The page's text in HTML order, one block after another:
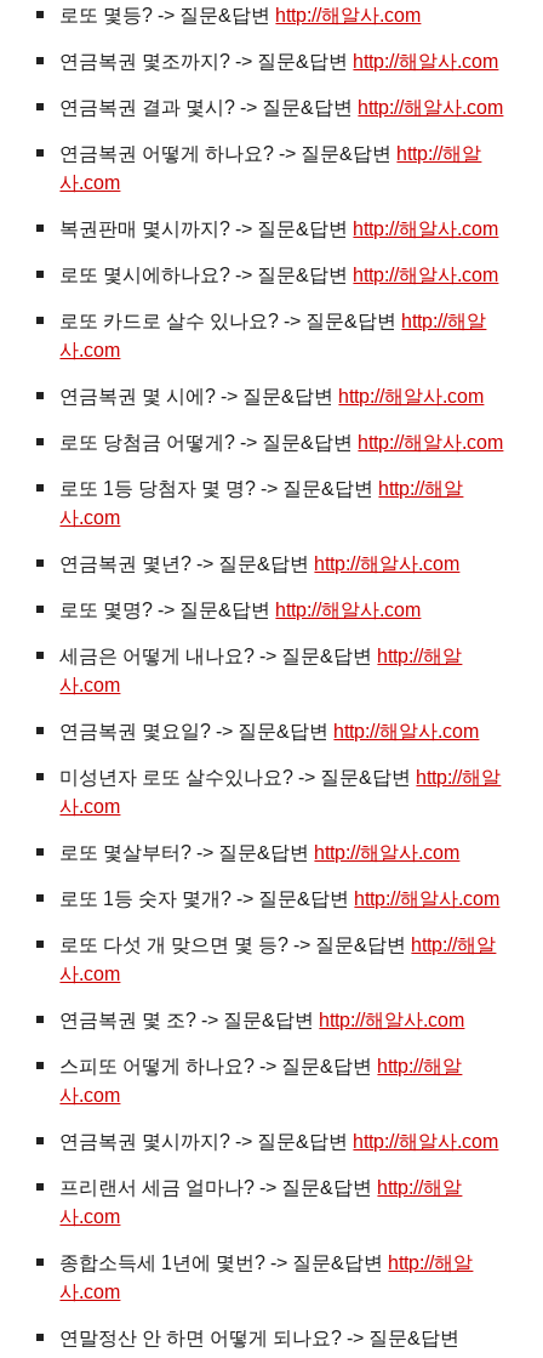
로또 몇등? -> 질문&답변 http://해알사.com
연금복권 몇조까지? -> 질문&답변 http://해알사.com
연금복권 결과 몇시? -> 질문&답변 http://해알사.com
연금복권 어떻게 하나요? -> 질문&답변 http://해알
사.com
복권판매 몇시까지? -> 질문&답변 http://해알사.com
로또 몇시에하나요? -> 질문&답변 http://해알사.com
로또 카드로 살수 있나요? -> 질문&답변 http://해알
사.com
연금복권 몇 시에? -> 질문&답변 http://해알사.com
로또 당첨금 어떻게? -> 질문&답변 http://해알사.com
로또 1등 당첨자 몇 명? -> 질문&답변 http://해알
사.com
연금복권 몇년? -> 질문&답변 http://해알사.com
로또 몇명? -> 질문&답변 http://해알사.com
세금은 어떻게 내나요? -> 질문&답변 http://해알
사.com
연금복권 몇요일? -> 질문&답변 http://해알사.com
미성년자 로또 살수있나요? -> 질문&답변 http://해알
사.com
로또 몇살부터? -> 질문&답변 http://해알사.com
로또 1등 숫자 몇개? -> 질문&답변 http://해알사.com
로또 다섯 개 맞으면 몇 등? -> 질문&답변 http://해알
사.com
연금복권 몇 조? -> 질문&답변 http://해알사.com
스피또 어떻게 하나요? -> 질문&답변 http://해알
사.com
연금복권 몇시까지? -> 질문&답변 http://해알사.com
프리랜서 세금 얼마나? -> 질문&답변 http://해알
사.com
종합소득세 1년에 몇번? -> 질문&답변 http://해알
사.com
연말정산 안 하면 어떻게 되나요? -> 질문&답변